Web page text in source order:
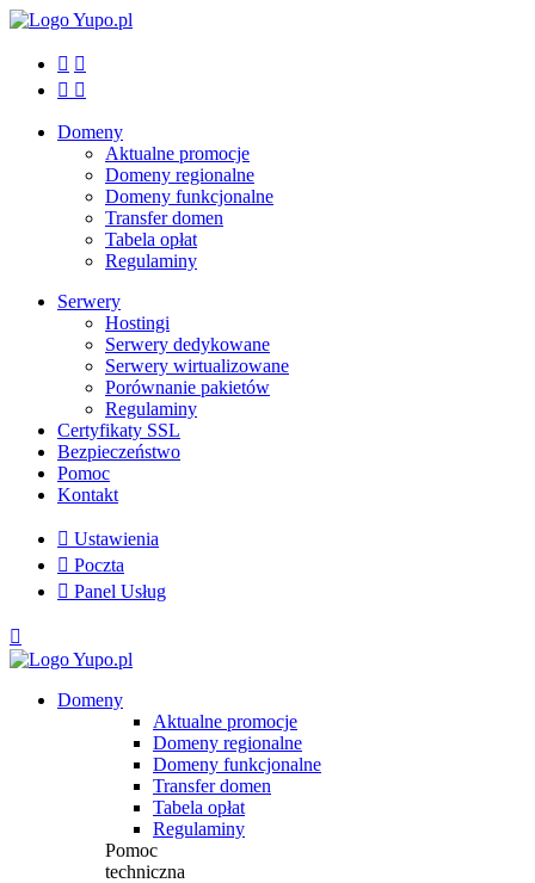
 
 
Domeny
Aktualne promocje
Domeny regionalne
Domeny funkcjonalne
Transfer domen
Tabela opłat
Regulaminy
Serwery
Hostingi
Serwery dedykowane
Serwery wirtualizowane
Porównanie pakietów
Regulaminy
Certyfikaty SSL
Bezpieczeństwo
Pomoc
Kontakt
 Ustawienia
 Poczta
 Panel Usług

Domeny
Aktualne promocje
Domeny regionalne
Domeny funkcjonalne
Transfer domen
Tabela opłat
Regulaminy
Pomoc
techniczna